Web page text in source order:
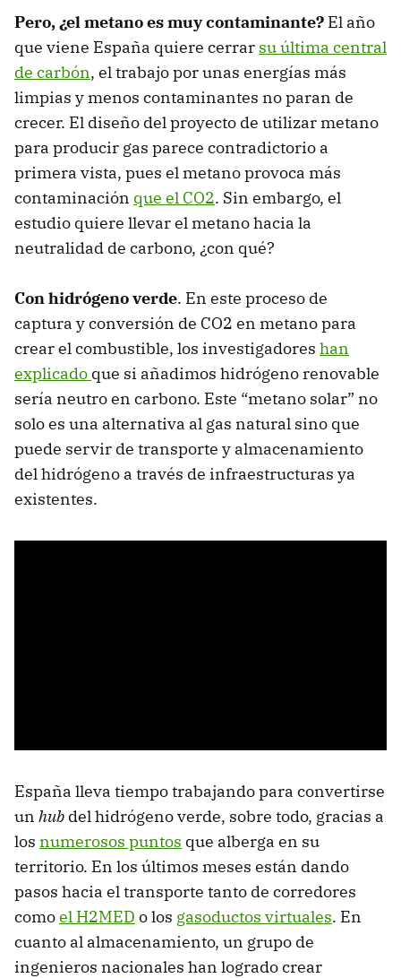
Pero, ¿el metano es muy contaminante? El año
que viene España quiere cerrar su última central
de carbón, el trabajo por unas energías más
limpias y menos contaminantes no paran de
crecer. El diseño del proyecto de utilizar metano
para producir gas parece contradictorio a
primera vista, pues el metano provoca más
contaminación que el CO2. Sin embargo, el
estudio quiere llevar el metano hacia la
neutralidad de carbono, ¿con qué?
Con hidrógeno verde. En este proceso de
captura y conversión de CO2 en metano para
crear el combustible, los investigadores han
explicado que si añadimos hidrógeno renovable
sería neutro en carbono. Este “metano solar” no
solo es una alternativa al gas natural sino que
puede servir de transporte y almacenamiento
del hidrógeno a través de infraestructuras ya
existentes.
España lleva tiempo trabajando para convertirse
un hub del hidrógeno verde, sobre todo, gracias a
los numerosos puntos que alberga en su
territorio. En los últimos meses están dando
pasos hacia el transporte tanto de corredores
comoel H2MED o los gasoductos virtuales. En
cuanto al almacenamiento, un grupo de
ingenieros nacionales han logrado crear